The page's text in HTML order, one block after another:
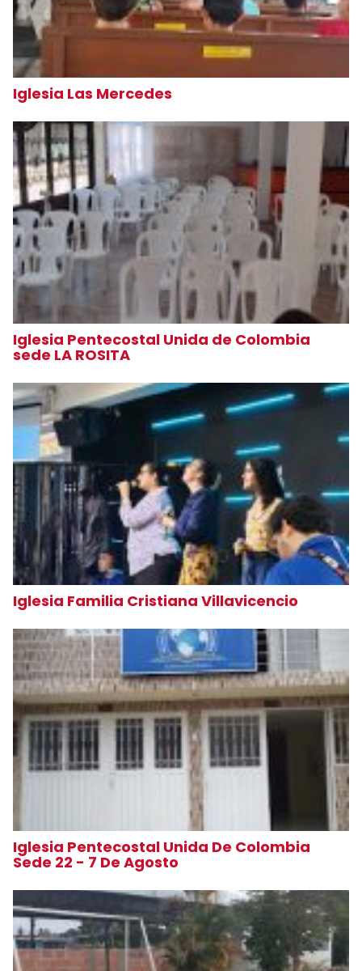
Iglesia Las Mercedes
Iglesia Pentecostal Unida de Colombia
sede LA ROSITA
Iglesia Familia Cristiana Villavicencio
Iglesia Pentecostal Unida De Colombia
Sede 22 - 7 De Agosto